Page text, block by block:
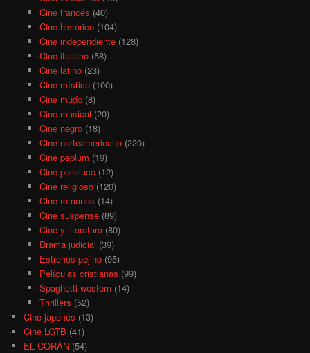
Cine francés (40)
Cine histórico(104)
Cine independiente(128)
Cine italiano(58)
Cine latino(23)
Cine místico(100)
Cine mudo(8)
Cine musical (20)
Cine negro(18)
Cine norteamericano(220)
Cine peplum (19)
Cine policiaco(12)
Cine religioso(120)
Cine romanos (14)
Cine suspense(89)
Cine y literatura(80)
Drama judicial (39)
Estrenos pejino(95)
Películas cristianas (99)
Spaghetti western(14)
Thrillers (52)
Cine japonés (13)
Cine LGTB (41)
EL CORÁN (54)